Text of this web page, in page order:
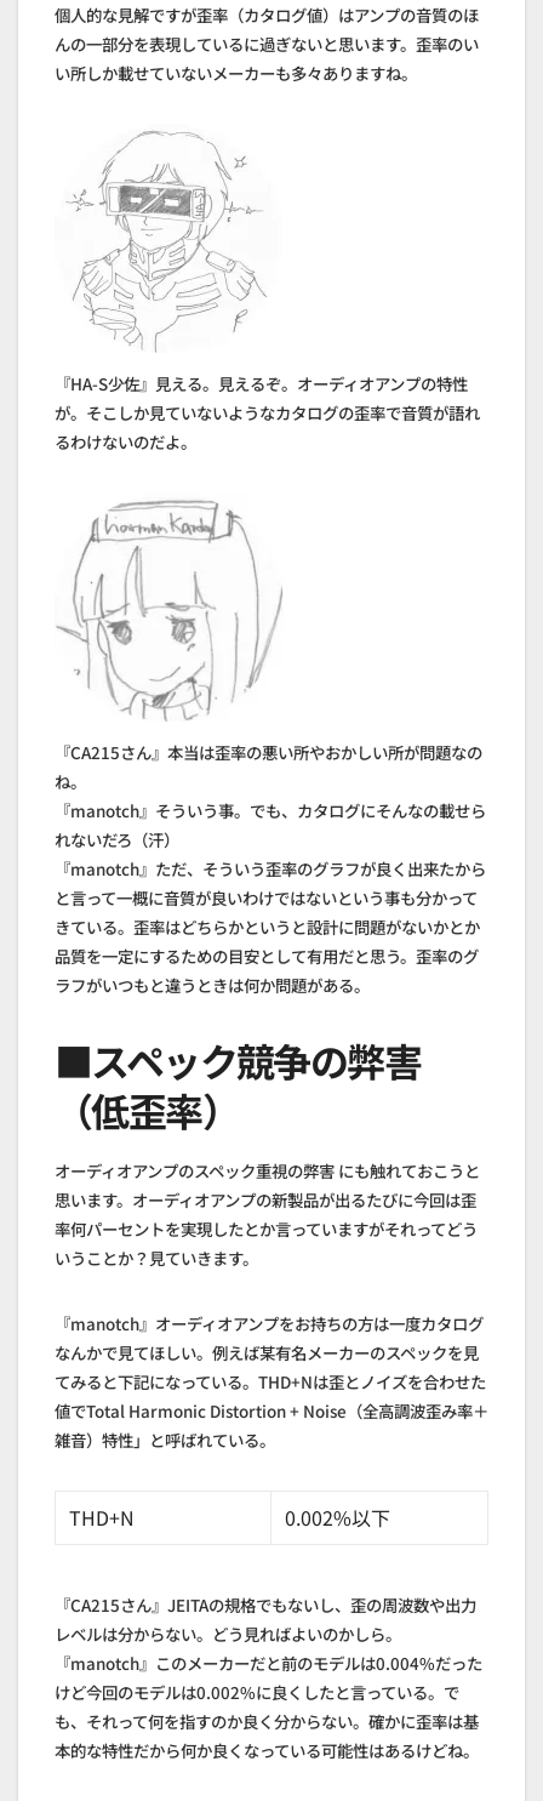
個人的な見解ですが歪率（カタログ値）はアンプの音質のほ
んの一部分を表現しているに過ぎないと思います。歪率のい
い所しか載せていないメーカーも多々ありますね。
『HA-S少佐』見える。見えるぞ。オーディオアンプの特性
が。そこしか見ていないようなカタログの歪率で音質が語れ
るわけないのだよ。
『CA215さん』本当は歪率の悪い所やおかしい所が問題なの
ね。
『manotch』そういう事。でも、カタログにそんなの載せら
れないだろ（汗）
『manotch』ただ、そういう歪率のグラフが良く出来たから
と言って一概に音質が良いわけではないという事も分かって
きている。歪率はどちらかというと設計に問題がないかとか
品質を一定にするための目安として有用だと思う。歪率のグ
ラフがいつもと違うときは何か問題がある。
■スペック競争の弊害
（低歪率）
オーディオアンプのスペック重視の弊害 にも触れておこうと
思います。オーディオアンプの新製品が出るたびに今回は歪
率何パーセントを実現したとか言っていますがそれってどう
いうことか？見ていきます。
『manotch』オーディオアンプをお持ちの方は一度カタログ
なんかで見てほしい。例えば某有名メーカーのスペックを見
てみると下記になっている。THD+Nは歪とノイズを合わせた
値でTotal Harmonic Distortion + Noise（全高調波歪み率＋
雑音）特性」と呼ばれている。
THD+N 0.002%以下
『CA215さん』JEITAの規格でもないし、歪の周波数や出力
レベルは分からない。どう見ればよいのかしら。
『manotch』このメーカーだと前のモデルは0.004%だった
けど今回のモデルは0.002%に良くしたと言っている。で
も、それって何を指すのか良く分からない。確かに歪率は基
本的な特性だから何か良くなっている可能性はあるけどね。